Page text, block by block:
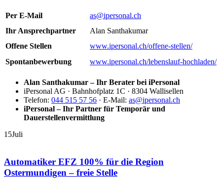
Per E-Mail
as@ipersonal.ch
Ihr Ansprechpartner
Alan Santhakumar
Offene Stellen
www.ipersonal.ch/offene-stellen/
Spontanbewerbung
www.ipersonal.ch/lebenslauf-hochladen/
Alan Santhakumar – Ihr Berater bei iPersonal
iPersonal AG · Bahnhofplatz 1C · 8304 Wallisellen
Telefon: 044 515 57 56 · E-Mail: as@ipersonal.ch
iPersonal – Ihr Partner für Temporär und
Dauerstellenvermittlung
15Juli
Automatiker EFZ 100% für die Region
Ostermundigen – freie Stelle